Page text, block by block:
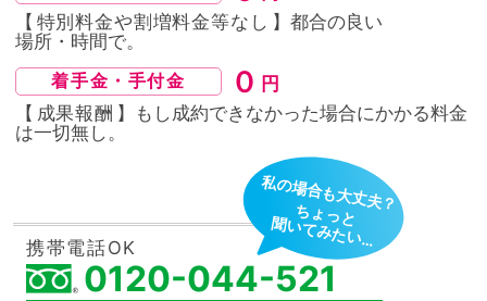
【 特別料金や割増料金等なし 】都合の良い
場所・時間で。
着手金・手付金 ０ 円
【 成果報酬 】もし成約できなかった場合にかかる料金
は一切無し。
携帯電話OK
0120-044-521
私の場合も大丈夫？
ちょっと
聞いてみたい…